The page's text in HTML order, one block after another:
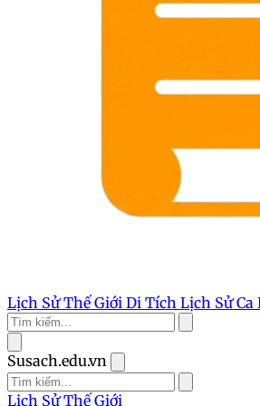
Lịch Sử Thế Giới Di Tích Lịch SửCa
Susach.edu.vn
Lịch Sử Thế Giới